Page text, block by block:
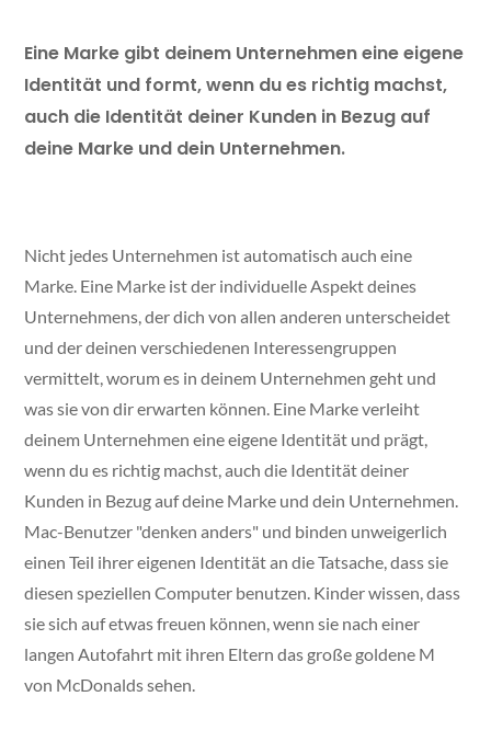
Eine Marke gibt deinem Unternehmen eine eigene
Identität und formt, wenn du es richtig machst,
auch die Identität deiner Kunden in Bezug auf
deine Marke und dein Unternehmen.
Nicht jedes Unternehmen ist automatisch auch eine
Marke. Eine Marke ist der individuelle Aspekt deines
Unternehmens, der dich von allen anderen unterscheidet
und der deinen verschiedenen Interessengruppen
vermittelt, worum es in deinem Unternehmen geht und
was sie von dir erwarten können. Eine Marke verleiht
deinem Unternehmen eine eigene Identität und prägt,
wenn du es richtig machst, auch die Identität deiner
Kunden in Bezug auf deine Marke und dein Unternehmen.
Mac-Benutzer "denken anders" und binden unweigerlich
einen Teil ihrer eigenen Identität an die Tatsache, dass sie
diesen speziellen Computer benutzen. Kinder wissen, dass
sie sich auf etwas freuen können, wenn sie nach einer
langen Autofahrt mit ihren Eltern das große goldene M
von McDonalds sehen.